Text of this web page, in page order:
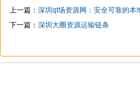
上一篇： 深圳qt场资源网：安全可靠的本
下一篇： 深圳大圈资源运输链条